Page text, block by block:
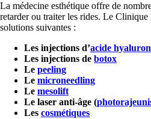
La médecine esthétique offre de
retarder ou traiter les rides. Le
solutions suivantes :
Les injections d’acide
Les injections de botox
Le peeling
Le microneedling
Le mesolift
Le laser anti-âge (
Les cosmétiques